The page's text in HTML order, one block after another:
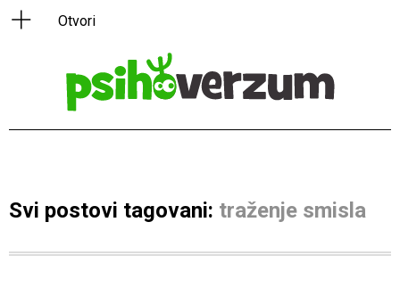
Svi postovi tagovani: traženje smisla